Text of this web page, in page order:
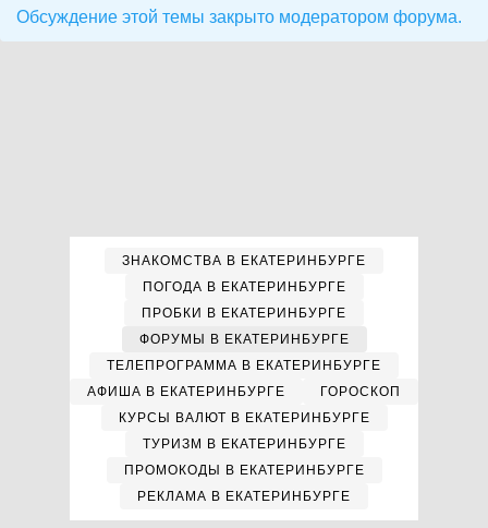
Обсуждение этой темы закрыто модератором форума.
ЗНАКОМСТВА В ЕКАТЕРИНБУРГЕ
ПОГОДА В ЕКАТЕРИНБУРГЕ
ПРОБКИ В ЕКАТЕРИНБУРГЕ
ФОРУМЫ В ЕКАТЕРИНБУРГЕ
ТЕЛЕПРОГРАММА В ЕКАТЕРИНБУРГЕ
АФИША В ЕКАТЕРИНБУРГЕ
ГОРОСКОП
КУРСЫ ВАЛЮТ В ЕКАТЕРИНБУРГЕ
ТУРИЗМ В ЕКАТЕРИНБУРГЕ
ПРОМОКОДЫ В ЕКАТЕРИНБУРГЕ
РЕКЛАМА В ЕКАТЕРИНБУРГЕ